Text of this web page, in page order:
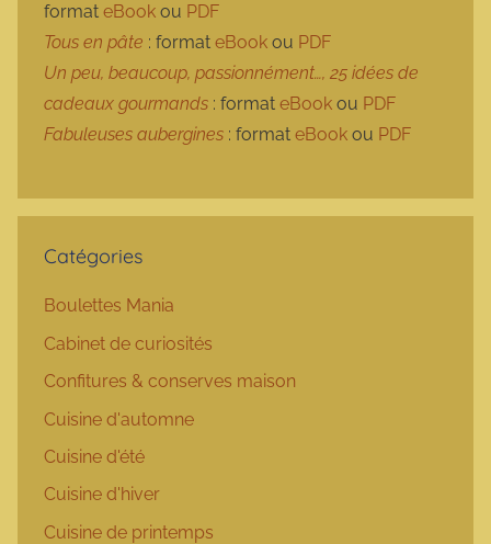
format eBook ou PDF
Tous en pâte : format eBook ou PDF
Un peu, beaucoup, passionnément…, 25 idées de
cadeaux gourmands : format eBook ou PDF
Fabuleuses aubergines : format eBook ou PDF
Catégories
Boulettes Mania
Cabinet de curiosités
Confitures & conserves maison
Cuisine d'automne
Cuisine d'été
Cuisine d'hiver
Cuisine de printemps